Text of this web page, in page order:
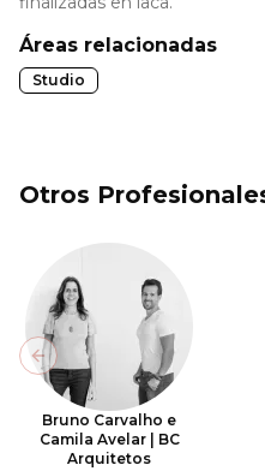
Áreas relacionadas
Studio
Otros
Bruno Carvalho e
Camila Avelar | BC
Arquitetos
Previous slide